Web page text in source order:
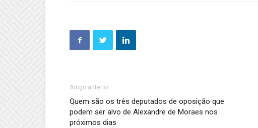
Artigo anterior
Quem são os três deputados de oposição que
podem ser alvo de Alexandre de Moraes nos
próximos dias